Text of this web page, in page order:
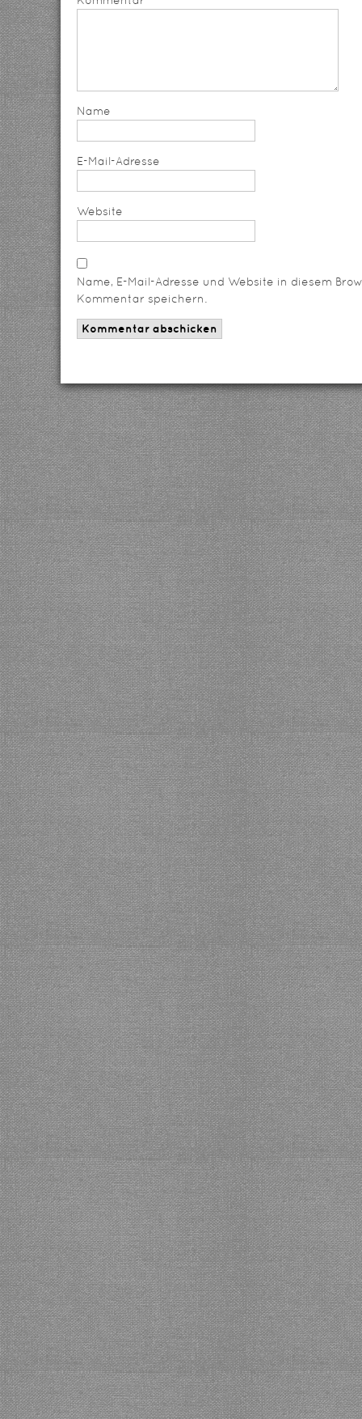
Name
E-Mail-Adresse
Website
Name, E-Mail-Adresse und Website in diesem
Kommentar speichern.